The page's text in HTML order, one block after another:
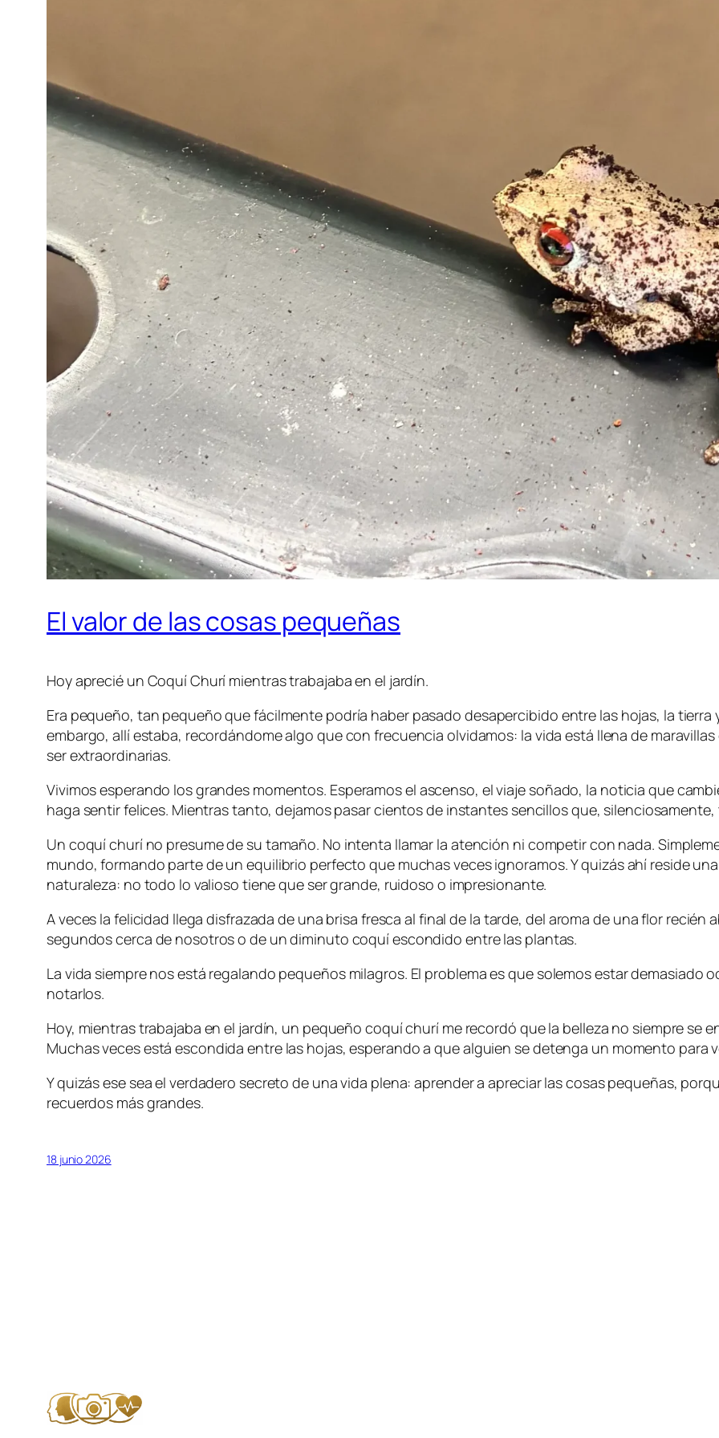
El valor de las cosas pequeñas
Hoy aprecié un Coquí Churí mientras trabajaba en el jardín.
Era pequeño, tan pequeño que fácilmente podría haber pasado desapercibido entre las hojas, la
embargo, allí estaba, recordándome algo que con frecuencia olvidamos: la vida está llena de
ser extraordinarias.
Vivimos esperando los grandes momentos. Esperamos el ascenso, el viaje soñado, la noticia que
haga sentir felices. Mientras tanto, dejamos pasar cientos de instantes sencillos que,
Un coquí churí no presume de su tamaño. No intenta llamar la atención ni competir con nada.
mundo, formando parte de un equilibrio perfecto que muchas veces ignoramos. Y quizás ahí reside
naturaleza: no todo lo valioso tiene que ser grande, ruidoso o impresionante.
A veces la felicidad llega disfrazada de una brisa fresca al final de la tarde, del aroma de una flor recién
segundos cerca de nosotros o de un diminuto coquí escondido entre las plantas.
La vida siempre nos está regalando pequeños milagros. El problema es que solemos estar demasiado
notarlos.
Hoy, mientras trabajaba en el jardín, un pequeño coquí churí me recordó que la belleza no siempre se
Muchas veces está escondida entre las hojas, esperando a que alguien se detenga un momento para
Y quizás ese sea el verdadero secreto de una vida plena: aprender a apreciar las cosas pequeñas,
recuerdos más grandes.
18 junio 2026